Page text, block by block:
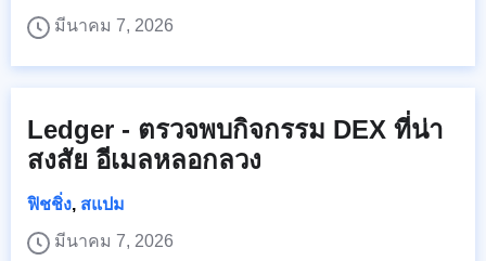
มีนาคม 7, 2026
Ledger - ตรวจพบกิจกรรม DEX ที่น่า
สงสัย อีเมลหลอกลวง
ฟิชชิ่ง, สแปม
มีนาคม 7, 2026